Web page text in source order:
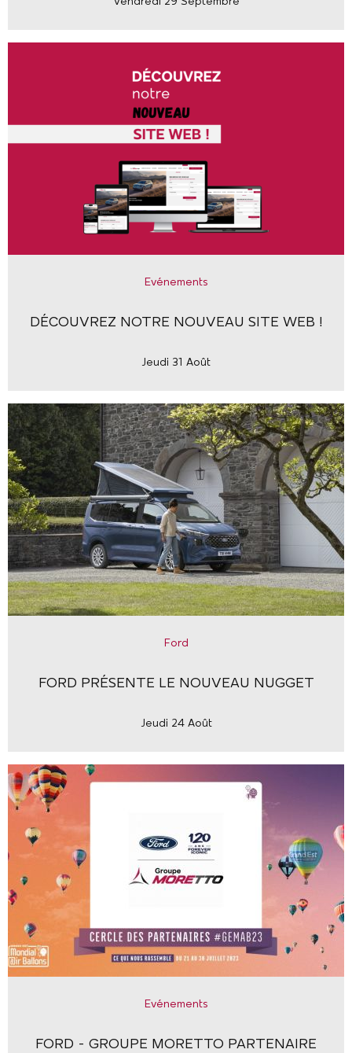
Evénements
DÉCOUVREZ NOTRE NOUVEAU SITE WEB !
Jeudi 31 Août
Ford
FORD PRÉSENTE LE NOUVEAU NUGGET
Jeudi 24 Août
Evénements
FORD - GROUPE MORETTO PARTENAIRE